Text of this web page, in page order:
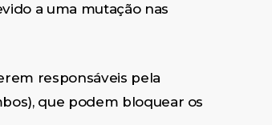
a uma mutação nas
responsáveis pela
que podem bloquear os